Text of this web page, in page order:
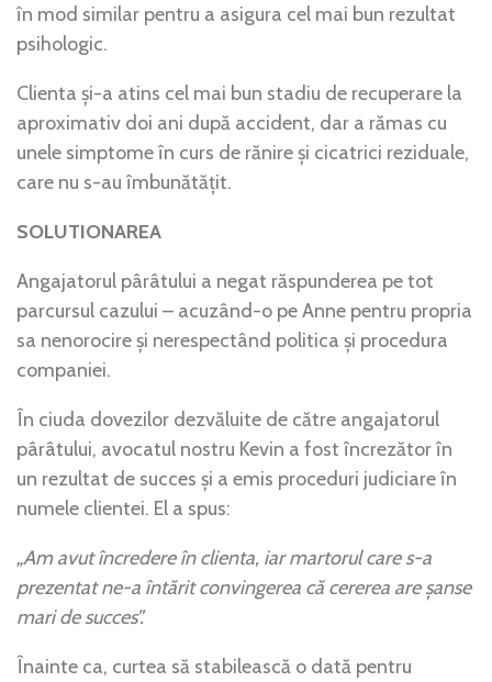
în mod similar pentru a asigura cel mai bun rezultat
psihologic.
Clienta și-a atins cel mai bun stadiu de recuperare la
aproximativ doi ani după accident, dar a rămas cu
unele simptome în curs de rănire și cicatrici reziduale,
care nu s-au îmbunătățit.
SOLUTIONAREA
Angajatorul pârâtului a negat răspunderea pe tot
parcursul cazului – acuzând-o pe Anne pentru propria
sa nenorocire și nerespectând politica și procedura
companiei.
În ciuda dovezilor dezvăluite de către angajatorul
pârâtului, avocatul nostru Kevin a fost încrezător în
un rezultat de succes și a emis proceduri judiciare în
numele clientei. El a spus:
„Am avut încredere în clienta, iar martorul care s-a
prezentat ne-a întărit convingerea că cererea are șanse
mari de succes”.
Înainte ca, curtea să stabilească o dată pentru